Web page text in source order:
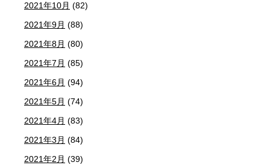
2021年10月 (82)
2021年9月 (88)
2021年8月 (80)
2021年7月 (85)
2021年6月 (94)
2021年5月 (74)
2021年4月 (83)
2021年3月 (84)
2021年2月 (39)